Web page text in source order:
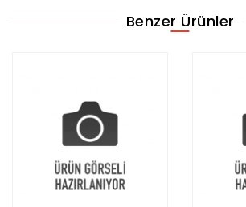
Benzer Ürünler